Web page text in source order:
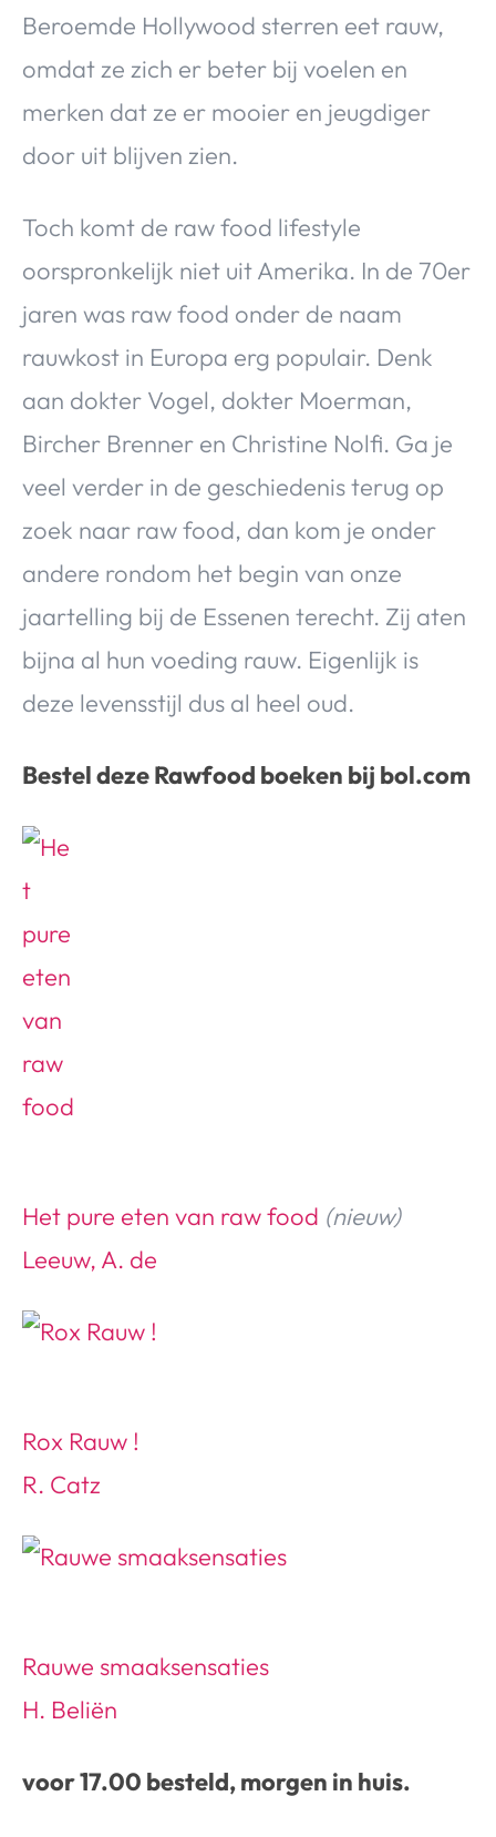
Beroemde Hollywood sterren eet rauw,
omdat ze zich er beter bij voelen en
merken dat ze er mooier en jeugdiger
door uit blijven zien.
Toch komt de raw food lifestyle
oorspronkelijk niet uit Amerika. In de 70er
jaren was raw food onder de naam
rauwkost in Europa erg populair. Denk
aan dokter Vogel, dokter Moerman,
Bircher Brenner en Christine Nolfi. Ga je
veel verder in de geschiedenis terug op
zoek naar raw food, dan kom je onder
andere rondom het begin van onze
jaartelling bij de Essenen terecht. Zij aten
bijna al hun voeding rauw. Eigenlijk is
deze levensstijl dus al heel oud.
Bestel deze Rawfood boeken bij bol.com
Het pure eten van raw food (nieuw)
Leeuw, A. de
Rox Rauw !
R. Catz
Rauwe smaaksensaties
H. Beliën
voor 17.00 besteld, morgen in huis.